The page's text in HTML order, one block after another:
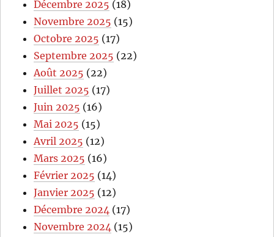
Décembre 2025 (18)
Novembre 2025 (15)
Octobre 2025 (17)
Septembre 2025 (22)
Août 2025 (22)
Juillet 2025 (17)
Juin 2025 (16)
Mai 2025 (15)
Avril 2025 (12)
Mars 2025 (16)
Février 2025 (14)
Janvier 2025 (12)
Décembre 2024 (17)
Novembre 2024 (15)